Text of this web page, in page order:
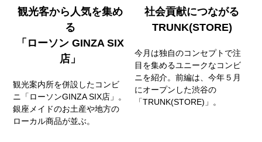
観光客から人気を集め
る
「ローソン GINZA SIX
店」
観光案内所を併設したコンビ
ニ「ローソンGINZA SIX店」。
銀座メイドのお土産や地方の
ローカル商品が並ぶ。
社会貢献につながる
TRUNK(STORE)
今月は独自のコンセプトで注
目を集めるユニークなコンビ
ニを紹介。前編は、今年５月
にオープンした渋谷の
「TRUNK(STORE)」。